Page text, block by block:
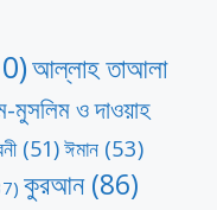
আল্লাহ তাআলা
মুসলিম ও দাওয়াহ
(51)ঈমান (53)
কুরআন(86)